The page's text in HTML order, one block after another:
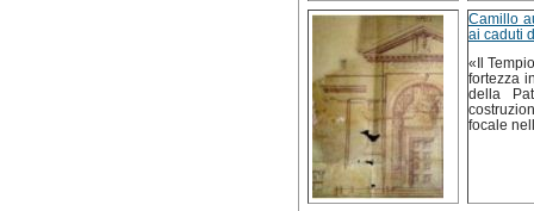
Camillo
ai caduti
«Il
fortezza
della
focale